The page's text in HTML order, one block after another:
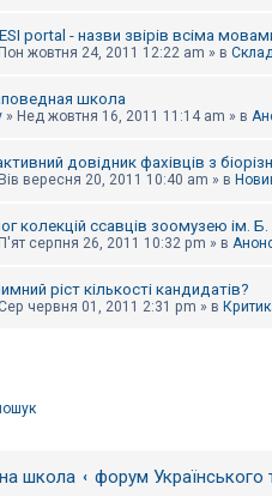
portal - назви звірів всіма
Пон жовтня 24, 2011 12:22 am » в
школа
» Нед жовтня 16, 2011 11:14 am » в
довідник фахівців з
Вів вересня 20, 2011 10:40 am » в
колекцій ссавців зоомузею ім.
П'ят серпня 26, 2011 10:32 pm » в
ріст кількості кандидатів?
червня 01, 2011 2:31 pm » в
школа форум Українського